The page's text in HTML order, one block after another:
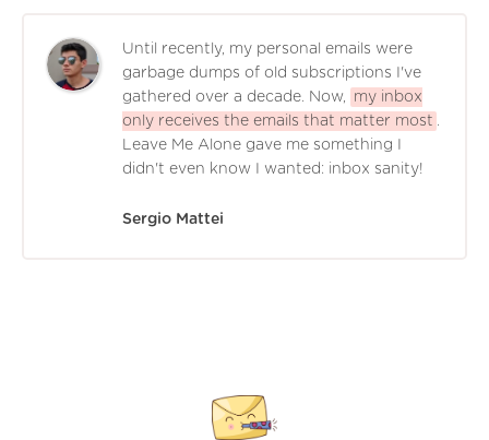
Until recently, my personal emails were
garbage dumps of old subscriptions I've
gathered over a decade. Now,
my inbox
only receives the emails that matter most .
Leave Me Alone gave me something I
didn't even know I wanted: inbox sanity!
Sergio Mattei